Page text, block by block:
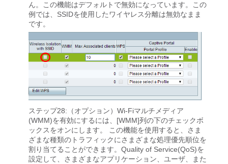
ん。この機能はデフォルトで無効になっています。この
例では、SSIDを使用したワイヤレス分離は無効なまま
です。
ステップ28:（オプション）Wi-Fiマルチメディア
(WMM)を有効にするには、[WMM]列の下のチェックボ
ックスをオンにします。 この機能を使用すると、さま
ざまな種類のトラフィックにさまざまな処理優先順位を
割り当てることができます。Quality of Service(QoS)を
設定して、さまざまなアプリケーション、ユーザ、また